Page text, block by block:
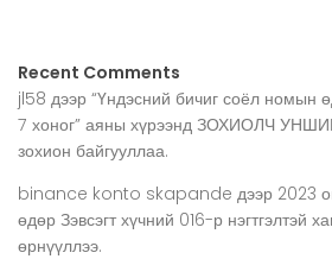
Recent Comments
jl58 дээр “Үндэсний бичиг соёл номын
7 хоног” аяны хүрээнд ЗОХИОЛЧ
зохион байгууллаа.
binance konto skapande дээр 2023
өдөр Зэвсэгт хүчний 016-р нэгтгэлтэй
өрнүүллээ.